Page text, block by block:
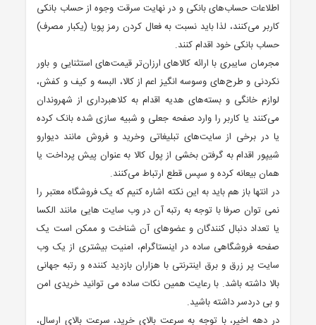
اطلاعات حساب‌های بانکی و در نهایت سرقت وجوه از حساب بانکی
کاربر می‌کنند، لذا باید نسبت به فعال کردن رمز پویا (یکبار مصرف)
حساب بانکی خود اقدام کنند.
مجرمان سایبری با ارائه کالاهای ارزان‌تر قیمت‌های استثنایی و باور
نکردنی و طرح‌های وسوسه انگیز اعم از کالا، البسه و کیف و کفش،
لوازم خانگی و بسته‌های هدیه اقدام به کلاهبرداری از شهروندان
می‌کنند یا کاربر را وارد صفحه جعلی و شبیه سازی شده بانک کرده
یا در برخی از سایت‌های تبلیغاتی وخرید و فروش مانند دیوارو
شیپور اقدام به گرفتن بخشی از پول کالا به عنوان پیش پرداخت یا
همان بیعانه کرده و سپس قطع ارتباط می‌کنند.
در انتها باز هم باید به این نکته اشاره کنیم که یک فروشگاه معتبر را
نمی توان صرفا با توجه به رتبه آن در وب سایت هایی مانند الکسا
یا تعداد دنبال کنندگان و عضوهای آن شناخت و ممکن است یک
صفحه فروشگاهی ساده در اینستاگرام، امنیت بیشتری از یک وب
سایت پر زرق و برق اینترنتی با هزاران بازدید کننده و رتبه جهانی
بالا داشته باشد. با رعایت همین نکات ساده می توانید خریدی امن
و بی دردسر داشته باشید.
در دهه اخیر، با توجه به سرعت بالای خرید، سرعت بالای ارسال،